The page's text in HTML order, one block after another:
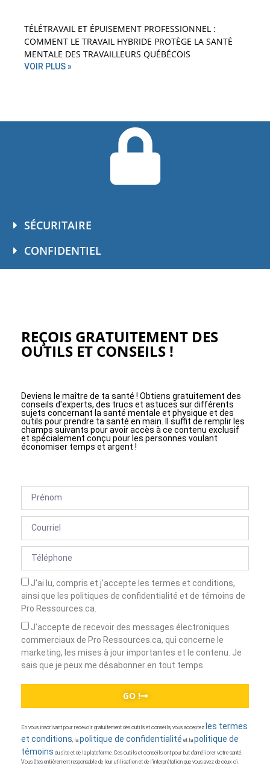
TÉLÉTRAVAIL ET ÉPUISEMENT PROFESSIONNEL :
COMMENT LE TRAVAIL HYBRIDE PROTÈGE LA SANTÉ
MENTALE DES TRAVAILLEURS QUÉBÉCOIS
VOIR PLUS »
SÉCURITAIRE
CONFIDENTIEL
REÇOIS GRATUITEMENT DES
OUTILS ET CONSEILS !
Deviens le maître de ta santé ! Obtiens gratuitement des
conseils d'experts, des trucs et astuces sur différents
sujets concernant la santé mentale et physique et des
outils pour prendre ta santé en main. Il suffit de remplir les
champs suivants pour avoir accès à ce contenu exclusif
et spécialement conçu pour les personnes voulant
économiser temps et argent !
J'ai lu, compris et j'accepte les termes et conditions,
ainsi que les politiques de confidentialité et de témoins de
Pro Ressources.ca.
J'accepte de recevoir des messages électroniques
commerciaux de Pro Ressources.ca, qui concerne le
marketing, les mises à jour importantes et le contenu. Je
sais que je peux me désabonner en tout temps.
GO !
En vous inscrivant pour recevoir gratuitement des outils et conseils, vous acceptez les termes
et conditions , la politique de confidentialité et la politique de
témoins du site et de la plateforme. Ces outils et conseils ont pour but d’améliorer votre santé.
Vous êtes entièrement responsable de leur utilisation et de l’interprétation que vous avez de ceux-ci.